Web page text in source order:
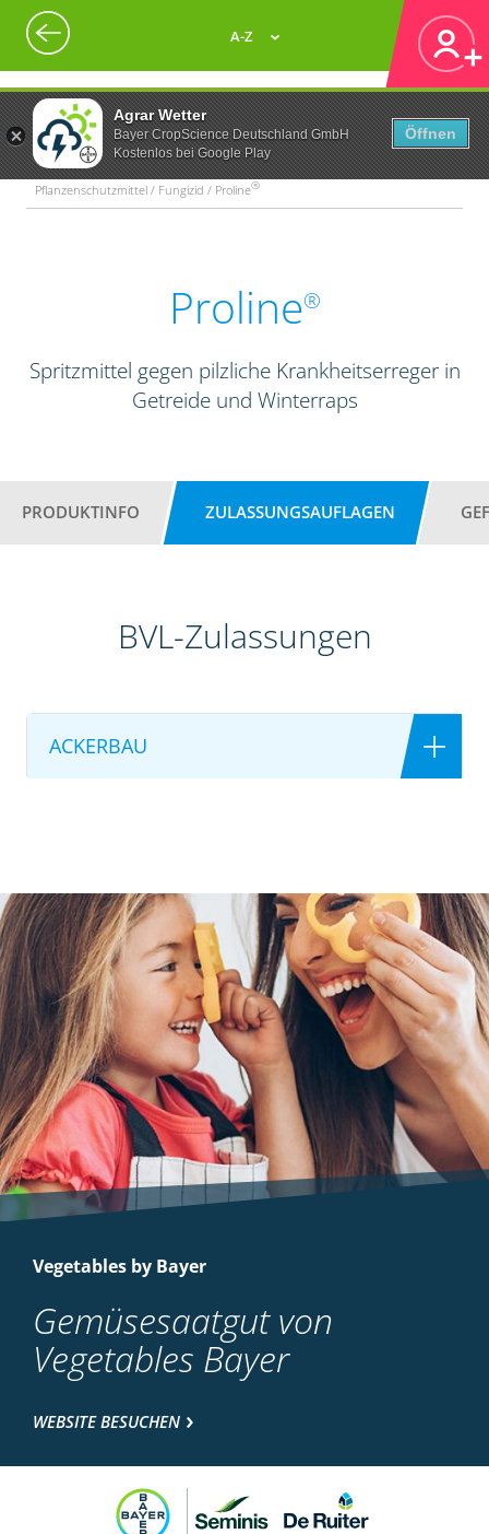
Agrar Wetter
Bayer CropScience Deutschland GmbH
Kostenlos bei Google Play
Öffnen
A-Z
Pflanzenschutzmittel / Fungizid / Proline®
Proline®
Spritzmittel gegen pilzliche Krankheitserreger in
Getreide und Winterraps
PRODUKTINFO ZULASSUNGSAUFLAGEN
BVL-Zulassungen
ACKERBAU
Vegetables by Bayer
Gemüsesaatgut von
Vegetables Bayer
WEBSITE BESUCHEN